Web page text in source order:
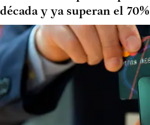
década y ya superan el 70%